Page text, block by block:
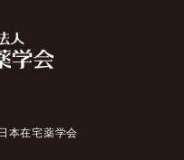
本在宅薬学会